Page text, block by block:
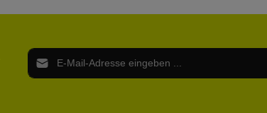
E-Mail-Adresse*